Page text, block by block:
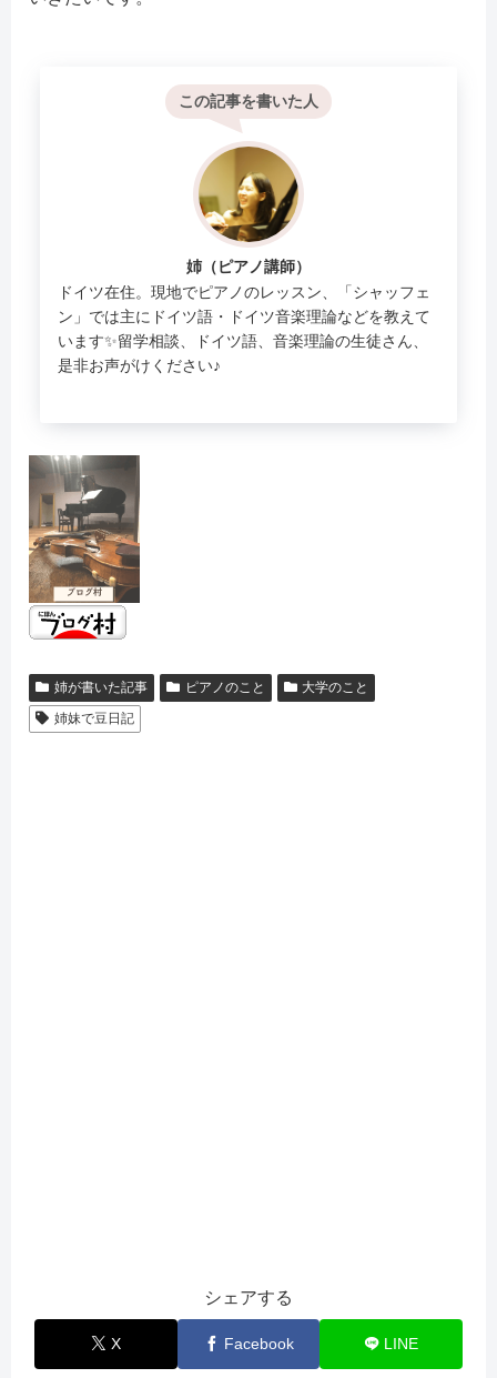
この記事を書いた人
姉（ピアノ講師）
ドイツ在住。現地でピアノのレッスン、「シャッフェ
ン」では主にドイツ語・ドイツ音楽理論などを教えて
います✨留学相談、ドイツ語、音楽理論の生徒さん、
是非お声がけください♪
姉が書いた記事 ピアノのこと
大学のこと
姉妹で豆日記
シェアする
X Facebook LINE